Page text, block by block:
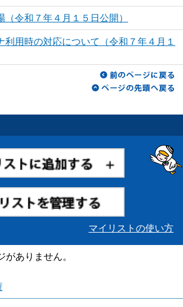
（令和７年４月１５日公開）
利用時の対応について（令和７年４月１
マイリストの使い方
がありません。